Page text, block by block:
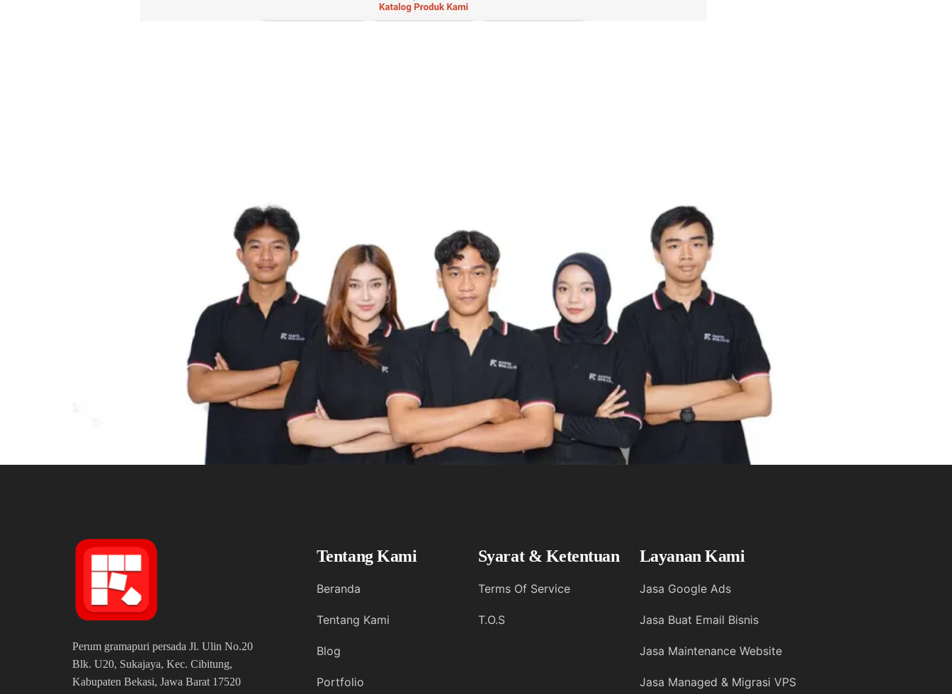
Perum gramapuri persada Jl. Ulin No.20
Blk. U20, Sukajaya, Kec. Cibitung,
Kabupaten Bekasi, Jawa Barat 17520
Tentang Kami
Beranda
Tentang Kami
Blog
Portfolio
Syarat & Ketentuan
Terms Of Service
T.O.S
Layanan Kami
Jasa Google Ads
Jasa Buat Email Bisnis
Jasa Maintenance Website
Jasa Managed & Migrasi VPS